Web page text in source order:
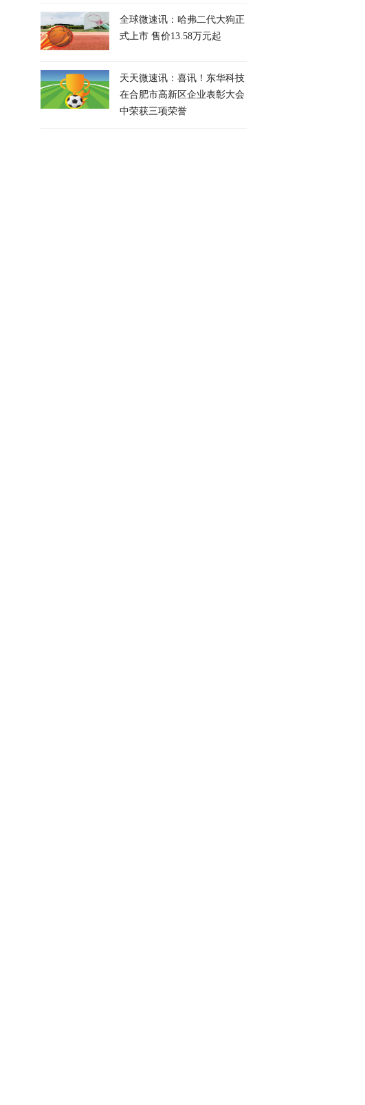
全球微速讯：哈弗二代大狗正
式上市 售价13.58万元起
天天微速讯：喜讯！东华科技
在合肥市高新区企业表彰大会
中荣获三项荣誉